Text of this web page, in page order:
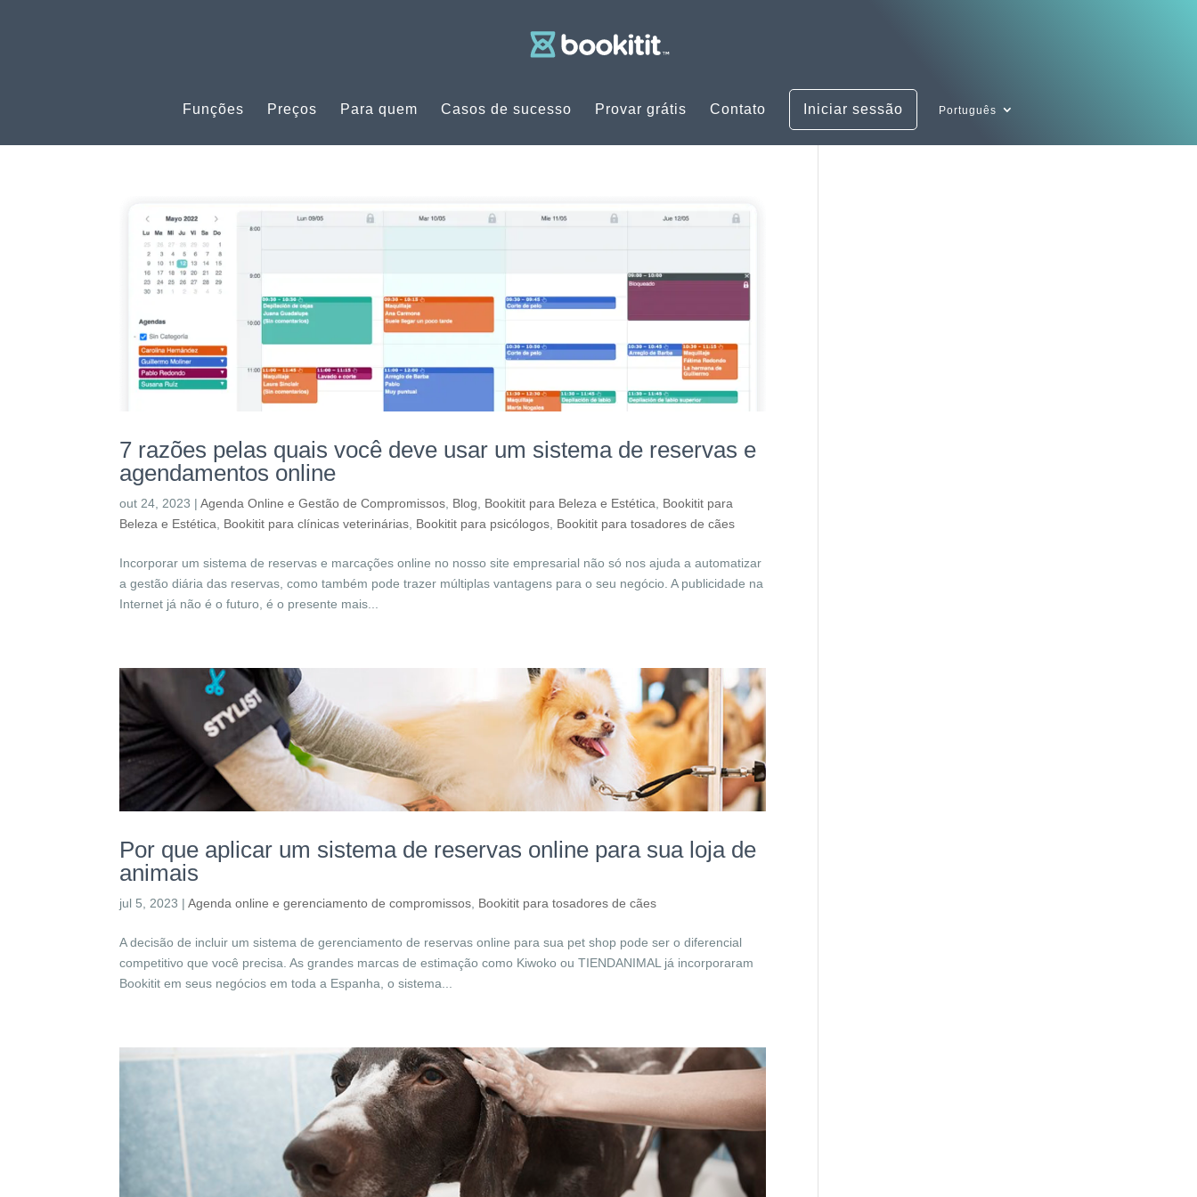
Funções Preços Para quem Casos de sucesso Provar grátis Contato Iniciar sessão Português
7 razões pelas quais você deve usar um sistema de reservas e
agendamentos online
out 24, 2023 |Agenda Online e Gestão de Compromissos Blog Bookitit para Beleza e Estética
Bookitit para
Beleza e Estética
Bookitit para clínicas veterinárias Bookitit para psicólogos Bookitit para tosadores de cães
Incorporar um sistema de reservas e marcações online no nosso site empresarial não só nos ajuda a automatizar
a gestão diária das reservas, como também pode trazer múltiplas vantagens para o seu negócio. A publicidade na
Internet já não é o futuro, é o presente mais...
Por que aplicar um sistema de reservas online para sua loja de
animais
jul 5, 2023 |Agenda online e gerenciamento de compromissos Bookitit para tosadores de cães
A decisão de incluir um sistema de gerenciamento de reservas online para sua pet shop pode ser o diferencial
competitivo que você precisa. As grandes marcas de estimação como Kiwoko ou TIENDANIMAL já incorporaram
Bookitit em seus negócios em toda a Espanha, o sistema...